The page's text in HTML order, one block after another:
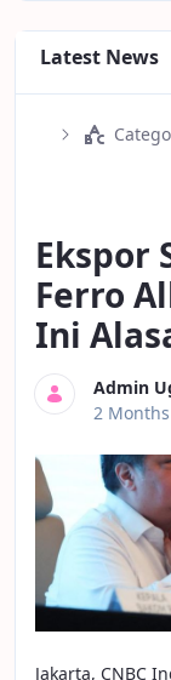
Latest News
Ekspor
Ferro
Ini
Admin
2
Jakarta, CNBC